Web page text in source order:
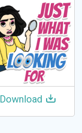
Download